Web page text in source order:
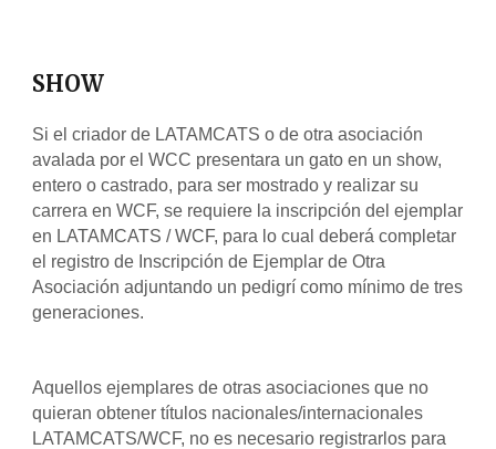
SHOW
Si el criador de LATAMCATS o de otra asociación
avalada por el WCC presentara un gato en un show,
entero o castrado, para ser mostrado y realizar su
carrera en WCF, se requiere la inscripción del ejemplar
en LATAMCATS / WCF, para lo cual deberá completar
el registro de Inscripción de Ejemplar de Otra
Asociación adjuntando un pedigrí como mínimo de tres
generaciones.
Aquellos ejemplares de otras asociaciones que no
quieran obtener títulos nacionales/internacionales
LATAMCATS/WCF, no es necesario registrarlos para